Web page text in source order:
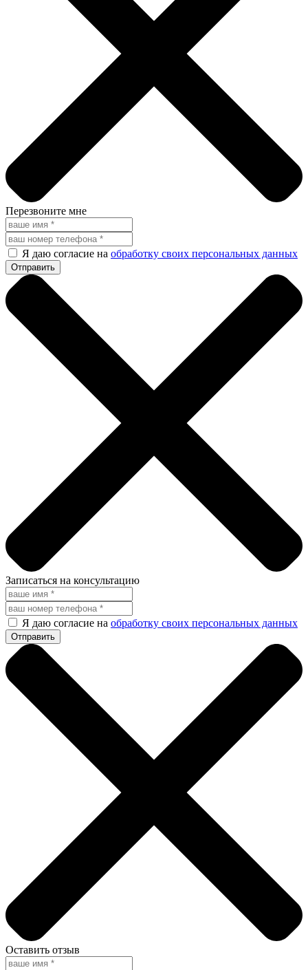
Перезвоните мне
Я даю согласие на обработку своих персональных данных
Записаться на консультацию
Я даю согласие на обработку своих персональных данных
Оставить отзыв